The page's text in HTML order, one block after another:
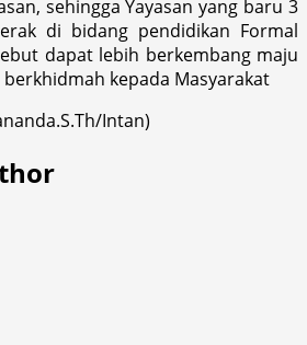
sehingga Yayasan yang baru 3
di bidang pendidikan Formal
dapat lebih berkembang maju
kepada Masyarakat
Intan)